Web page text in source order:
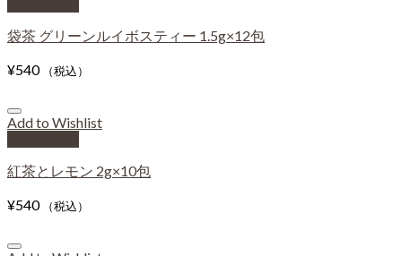
袋茶 グリーンルイボスティー 1.5g×12包
¥540 （税込）
Add to Wishlist
紅茶とレモン 2g×10包
¥540 （税込）